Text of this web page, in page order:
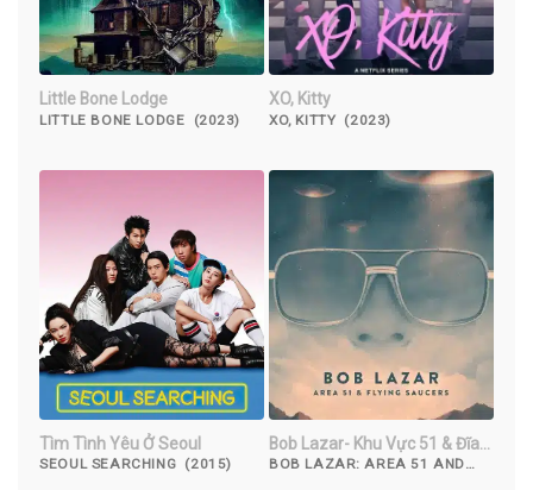
Little Bone Lodge
LITTLE BONE LODGE (2023)
XO, Kitty
XO, KITTY (2023)
Tìm Tình Yêu Ở Seoul
SEOUL SEARCHING (2015)
Bob Lazar- Khu Vực 51 & Đĩa
Bay
BOB LAZAR: AREA 51 AND